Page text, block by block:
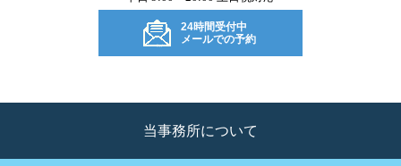
24時間受付中
メールでの予約
当事務所について